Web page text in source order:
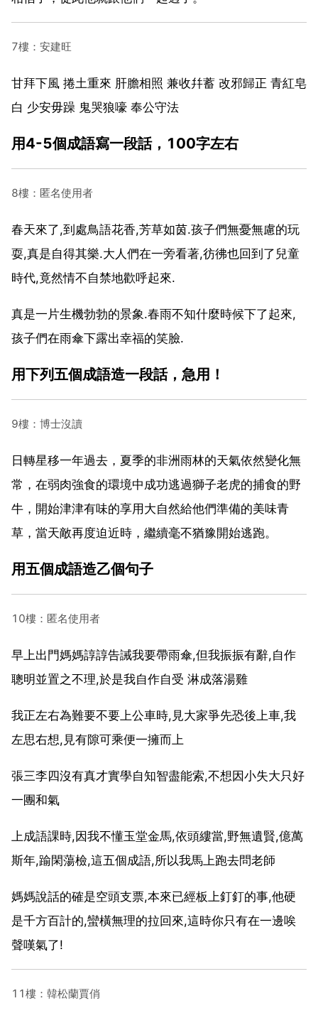
7樓：安建旺
甘拜下風 捲土重來 肝膽相照 兼收幷蓄 改邪歸正 青紅皂
白 少安毋躁 鬼哭狼嚎 奉公守法
用4-5個成語寫一段話，100字左右
8樓：匿名使用者
春天來了,到處鳥語花香,芳草如茵.孩子們無憂無慮的玩
耍,真是自得其樂.大人們在一旁看著,彷彿也回到了兒童
時代,竟然情不自禁地歡呼起來.
真是一片生機勃勃的景象.春雨不知什麼時候下了起來,
孩子們在雨傘下露出幸福的笑臉.
用下列五個成語造一段話，急用！
9樓：博士沒讀
日轉星移一年過去，夏季的非洲雨林的天氣依然變化無
常，在弱肉強食的環境中成功逃過獅子老虎的捕食的野
牛，開始津津有味的享用大自然給他們準備的美味青
草，當天敵再度迫近時，繼續毫不猶豫開始逃跑。
用五個成語造乙個句子
10樓：匿名使用者
早上出門媽媽諄諄告誡我要帶雨傘,但我振振有辭,自作
聰明並置之不理,於是我自作自受 淋成落湯雞
我正左右為難要不要上公車時,見大家爭先恐後上車,我
左思右想,見有隙可乘便一擁而上
張三李四沒有真才實學自知智盡能索,不想因小失大只好
一團和氣
上成語課時,因我不懂玉堂金馬,依頭縷當,野無遺賢,億萬
斯年,踰閑蕩檢,這五個成語,所以我馬上跑去問老師
媽媽說話的確是空頭支票,本來已經板上釘釘的事,他硬
是千方百計的,蠻橫無理的拉回來,這時你只有在一邊唉
聲嘆氣了!
11樓：韓松蘭賈俏